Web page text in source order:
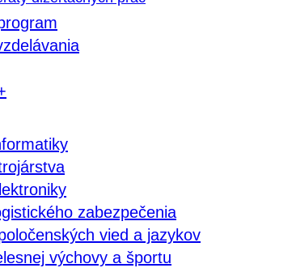
zabezpečenia
vied a jazykov
výchovy a športu